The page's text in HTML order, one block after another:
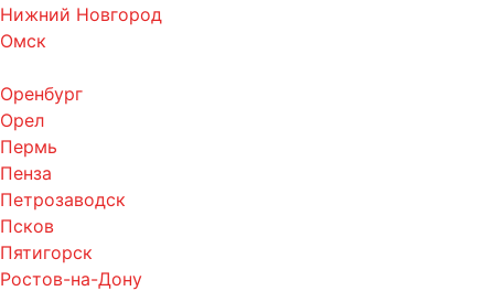
Нижний Новгород
Омск
Оренбург
Орел
Пермь
Пенза
Петрозаводск
Псков
Пятигорск
Ростов-на-Дону